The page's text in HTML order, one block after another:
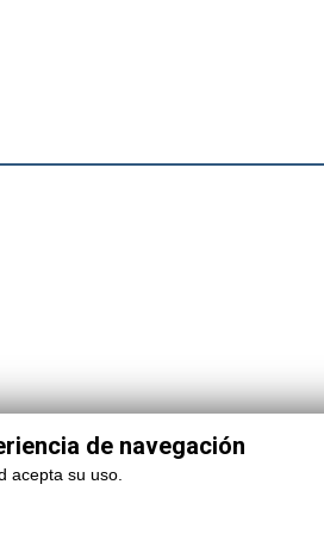
de navegación
acepta su uso.